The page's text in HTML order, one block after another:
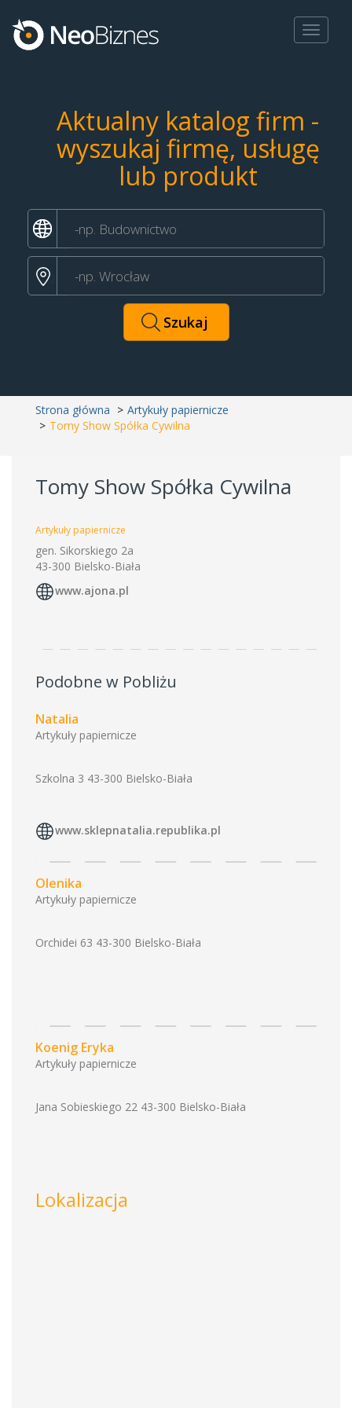
Toggle
Aktualny katalog firm -
wyszukaj firmę, usługę
lub produkt
Strona główna
Artykuły papiernicze
Tomy Show Spółka Cywilna
Tomy Show Spółka Cywilna
Artykuły papiernicze
gen. Sikorskiego 2a
43-300 Bielsko-Biała
www.ajona.pl
Podobne w Pobliżu
Natalia
Artykuły papiernicze
Szkolna 3 43-300 Bielsko-Biała
www.sklepnatalia.republika.pl
Olenika
Artykuły papiernicze
Orchidei 63 43-300 Bielsko-Biała
Koenig Eryka
Artykuły papiernicze
Jana Sobieskiego 22 43-300 Bielsko-Biała
Lokalizacja